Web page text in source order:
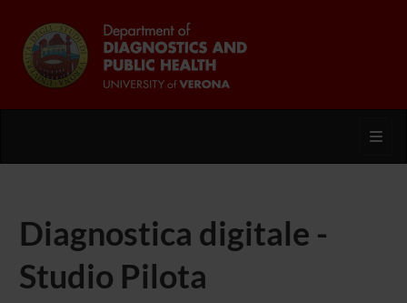
Diagnostica digitale -
Studio Pilota